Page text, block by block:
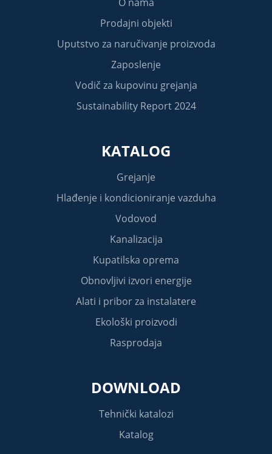
Prodajni objekti
Uputstvo za naručivanje proizvoda
Zaposlenje
Vodič za kupovinu grejanja
Sustainability Report 2024
KATALOG
Grejanje
Hlađenje i kondicioniranje vazduha
Vodovod
Kanalizacija
Kupatilska oprema
Obnovljivi izvori energije
Alati i pribor za instalatere
Ekološki proizvodi
Rasprodaja
DOWNLOAD
Tehnički katalozi
Katalog